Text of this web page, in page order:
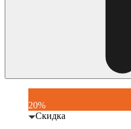
20%
Скидка